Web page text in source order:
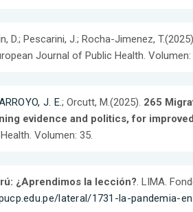
D.; Pescarini, J.; Rocha-Jimenez,
Journal of Public Health. Volumen:
J. E.; Orcutt, M.(2025). 265
evidence and politics, for
Volumen: 35.
¿Aprendimos la lección?. LIMA.
lateral/1731-la-pandemia-